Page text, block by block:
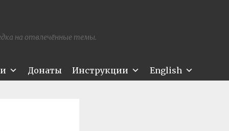
на отвлечённые темы.
Донаты Инструкции English